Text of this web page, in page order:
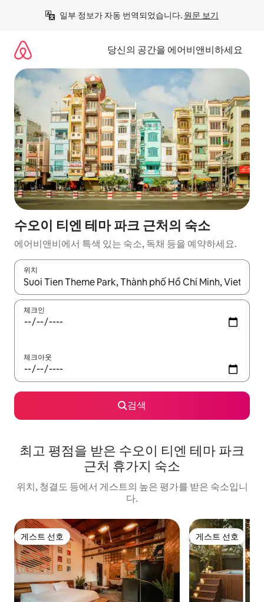
일부 정보가 자동 번역되었습니다. 원문 보기
당신의 공간을 에어비앤비하세요
수오이 티엔 테마 파크 근처의 숙소
에어비앤비에서 특색 있는 숙소, 독채 등을 예약하세요.
위치
결과가 나오면 위·아래 화살표 키를 사용하거나 터치 또는 스와이
체크인
체크아웃
검색
최고 평점을 받은 수오이 티엔 테마 파크
근처 휴가지 숙소
위치, 청결도 등에서 게스트의 높은 평가를 받은 숙소입니
다.
게스트 선호
게스트 선호 게스트 선호
게스트 선호